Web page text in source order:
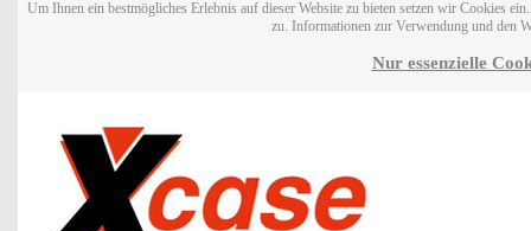
Um Ihnen ein bestmögliches Erlebnis auf dieser Website zu bieten setzen wir Cookies
zu. Informationen zur Verwendung und den
Nur essenzielle